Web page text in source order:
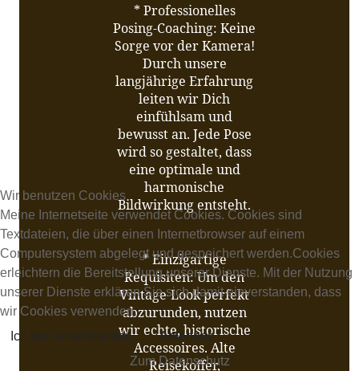
* Professionelles
Posing-Coaching: Keine
Sorge vor der Kamera!
Durch unsere
langjährige Erfahrung
leiten wir Dich
einfühlsam und
bewusst an. Jede Pose
wird so gestaltet, dass
eine optimale und
harmonische
Bildwirkung entsteht.
* Einzigartige
Requisiten: Um den
Vintage-Look perfekt
abzurunden, nutzen
wir echte, historische
Accessoires. Alte
Reisekoffer,
Wir benutzen Cookies
Meine Internetseite verwendet Cookies. Cookies sind
Textdateien, die über einen Internetbrowser auf einem
Computersystem abgelegt und gespeichert werden.Cookies
erleichtern die Bereitstellung unserer Dienste. Mit der Nutzung
unserer Dienste erklären Sie sich damit einverstanden, dass
wir Cookies verwenden.
Ich bin einverstanden.
Ablehnen
Zum Datenschutz